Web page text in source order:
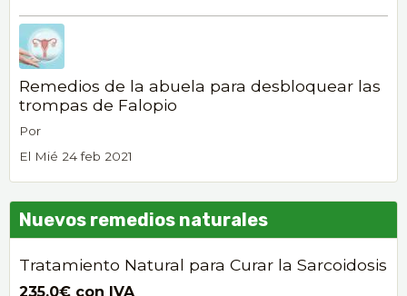
Remedios de la abuela para desbloquear las
trompas de Falopio
Por
El Mié 24 feb 2021
Nuevos remedios naturales
Tratamiento Natural para Curar la Sarcoidosis
235.0€ con IVA